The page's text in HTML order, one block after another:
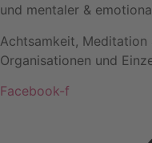
und mentaler &
Achtsamkeit,
Organisationen und
Facebook-f